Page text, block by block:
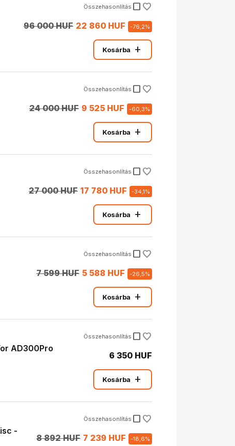
Összehasonlítás check_box_outline_blank
96 000 HUF 22 860 HUF -76,2%
Kosárba add
Összehasonlítás check_box_outline_blank
24 000 HUF 9 525 HUF -60,3%
Kosárba add
Összehasonlítás check_box_outline_blank
27 000 HUF 17 780 HUF -34,1%
Kosárba add
Összehasonlítás check_box_outline_blank
7 599 HUF 5 588 HUF -26,5%
Kosárba add
AD300Pro
Összehasonlítás check_box_outline_blank
6 350 HUF
Kosárba add
-
Összehasonlítás check_box_outline_blank
8 892 HUF 7 239 HUF -18,6%